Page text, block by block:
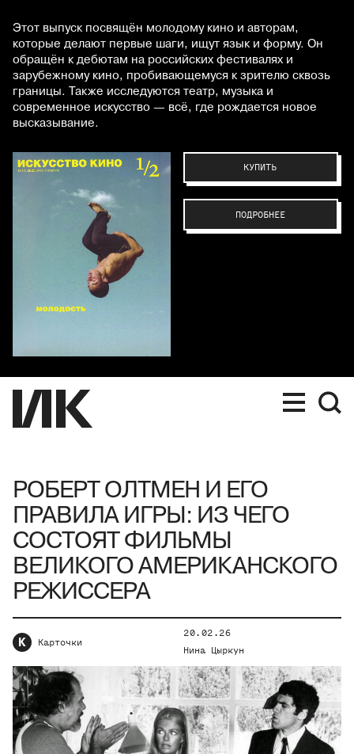
Этот выпуск посвящён молодому кино и авторам,
которые делают первые шаги, ищут язык и форму. Он
обращён к дебютам на российских фестивалях и
зарубежному кино, пробивающемуся к зрителю сквозь
границы. Также исследуются театр, музыка и
современное искусство — всё, где рождается новое
высказывание.
КУПИТЬ
ПОДРОБНЕЕ
РОБЕРТ ОЛТМЕН И ЕГО
ПРАВИЛА ИГРЫ: ИЗ ЧЕГО
СОСТОЯТ ФИЛЬМЫ
ВЕЛИКОГО АМЕРИКАНСКОГО
РЕЖИССЕРА
К Карточки
20.02.26
Нина Цыркун